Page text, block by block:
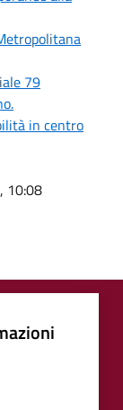
79
in centro
10:08